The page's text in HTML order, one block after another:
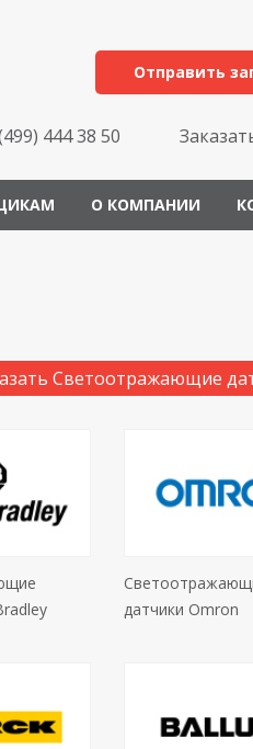
Отправить
444 38 50
О КОМПАНИИ
Светоотражающие
датчики Omron